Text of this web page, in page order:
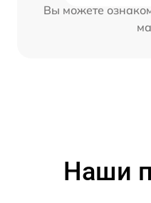
Вы можете
Наши